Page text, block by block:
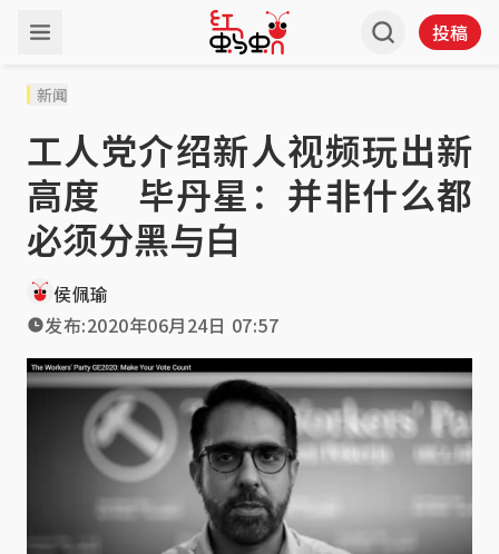
投稿
新闻
工人党介绍新人视频玩出新
高度 毕丹星：并非什么都
必须分黑与白
侯佩瑜
发布:2020年06月24日 07:57